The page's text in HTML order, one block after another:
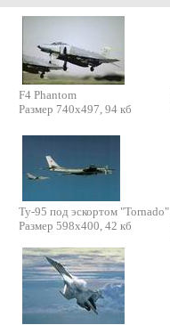
F4 Phantom
Размер 740х497, 94 кб
Ту-95 под эскортом "Tornado"
Размер 598х400, 42 кб